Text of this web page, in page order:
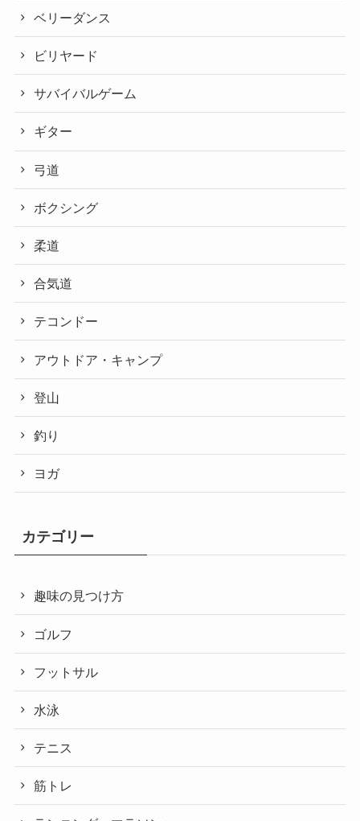
ベリーダンス
ビリヤード
サバイバルゲーム
ギター
弓道
ボクシング
柔道
合気道
テコンドー
アウトドア・キャンプ
登山
釣り
ヨガ
カテゴリー
趣味の見つけ方
ゴルフ
フットサル
水泳
テニス
筋トレ